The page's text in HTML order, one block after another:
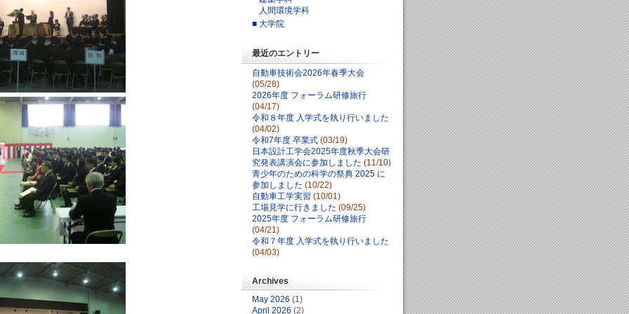
人間環境学科
■ 大学院
最近のエントリー
自動車技術会2026年春季大会
(05/28)
2026年度 フォーラム研修旅行
(04/17)
令和８年度 入学式を執り行いました
(04/02)
令和7年度 卒業式 (03/19)
日本設計工学会2025年度秋季大会研
究発表講演会に参加しました (11/10)
青少年のための科学の祭典 2025 に
参加しました (10/22)
自動車工学実習 (10/01)
工場見学に行きました (09/25)
2025年度 フォーラム研修旅行
(04/21)
令和７年度 入学式を執り行いました
(04/03)
Archives
May 2026 (1)
April 2026 (2)